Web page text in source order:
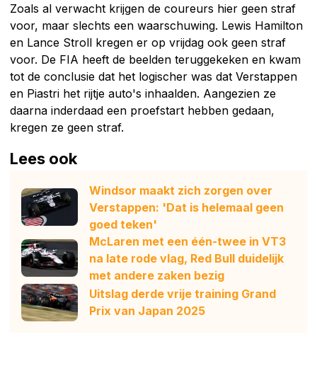
Zoals al verwacht krijgen de coureurs hier geen straf
voor, maar slechts een waarschuwing. Lewis Hamilton
en Lance Stroll kregen er op vrijdag ook geen straf
voor. De FIA heeft de beelden teruggekeken en kwam
tot de conclusie dat het logischer was dat Verstappen
en Piastri het rijtje auto's inhaalden. Aangezien ze
daarna inderdaad een proefstart hebben gedaan,
kregen ze geen straf.
Lees ook
Windsor maakt zich zorgen over
Verstappen: 'Dat is helemaal geen
goed teken'
McLaren met een één-twee in VT3
na late rode vlag, Red Bull duidelijk
met andere zaken bezig
Uitslag derde vrije training Grand
Prix van Japan 2025